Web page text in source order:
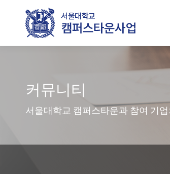
커뮤니티
서울대학교 캠퍼스타운과 참여 기